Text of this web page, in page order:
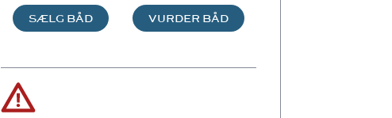
SÆLG BÅD VURDER BÅD